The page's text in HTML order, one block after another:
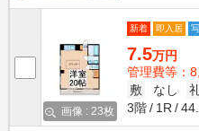
画像 : 23枚
新着 即入居
7.5万円
管理費等：
敷
なし
3階
1R